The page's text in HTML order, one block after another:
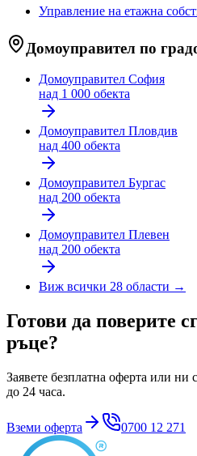
Управление на етажна
Домоуправител по
Домоуправител София
над 1 000 обекта
Домоуправител Пловдив
над 400 обекта
Домоуправител Бургас
над 200 обекта
Домоуправител Плевен
над 200 обекта
Виж всички 28 области →
Готови да поверите
ръце?
Заявете безплатна оферта или
до 24 часа.
Вземи оферта 0700 12 271